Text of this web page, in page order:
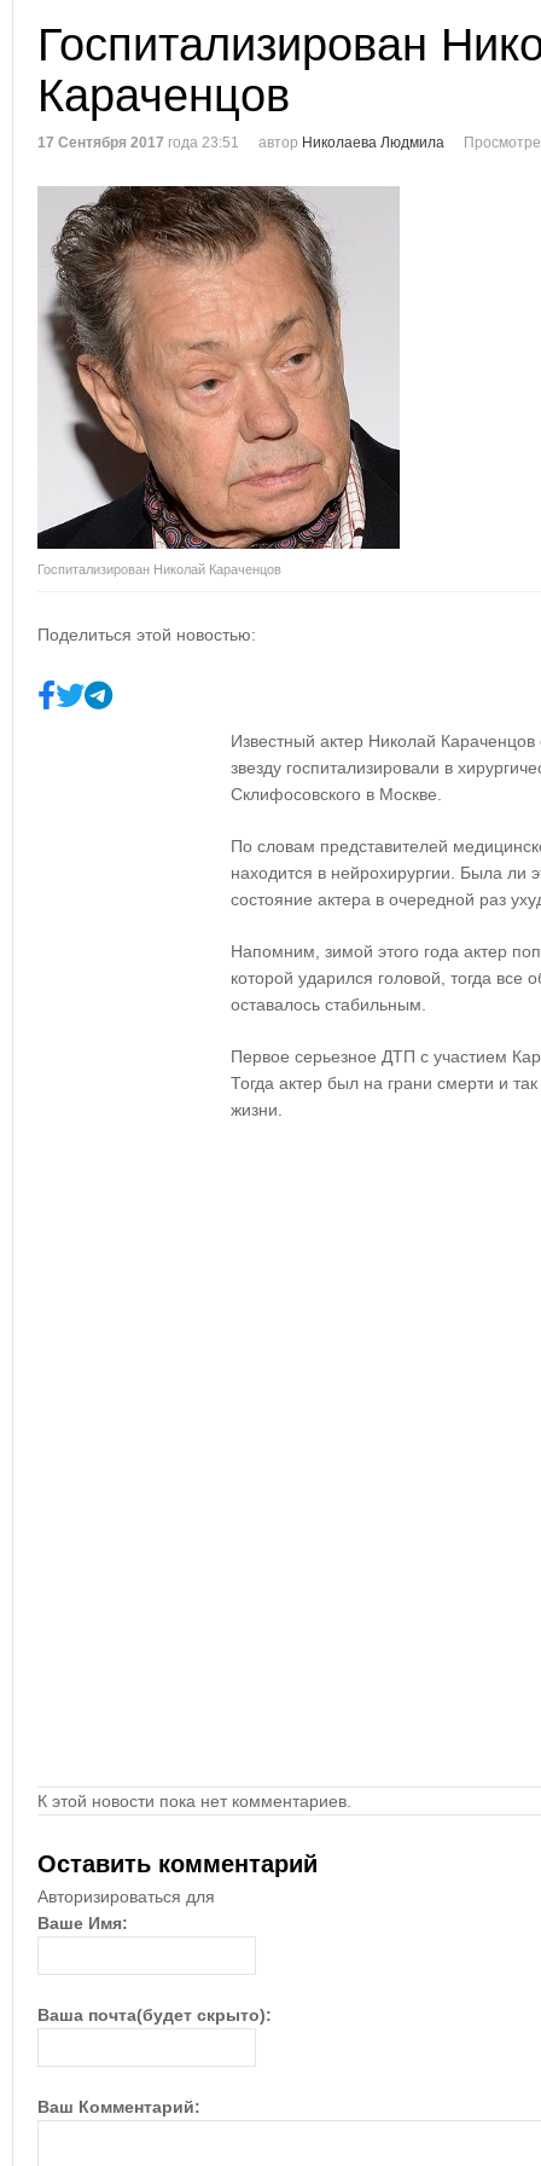
Госпитализирован
Караченцов
17 Сентября 2017 года 23:51 автор Николаева Людмила
Госпитализирован Николай Караченцов
Поделиться этой новостью:
Известный актер Николай
звезду госпитализировали в
Склифосовского в Москве.
По словам представителей
находится в нейрохирургии. Была ли
состояние актера в очередной раз
Напомним, зимой этого года актер
которой ударился головой, тогда все
оставалось стабильным.
Первое серьезное ДТП с участием
Тогда актер был на грани смерти и
жизни.
К этой новости пока нет комментариев.
Оставить комментарий
Авторизироваться для
Ваше Имя:
Ваша почта(будет скрыто):
Ваш Комментарий: